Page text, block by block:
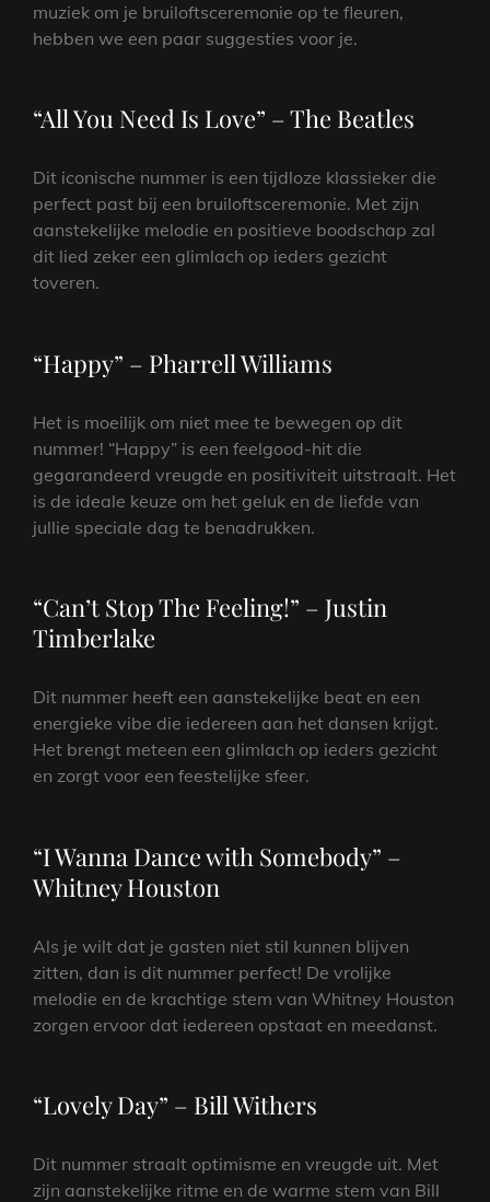
muziek om je bruiloftsceremonie op te fleuren,
hebben we een paar suggesties voor je.
“All You Need Is Love” – The Beatles
Dit iconische nummer is een tijdloze klassieker die
perfect past bij een bruiloftsceremonie. Met zijn
aanstekelijke melodie en positieve boodschap zal
dit lied zeker een glimlach op ieders gezicht
toveren.
“Happy” – Pharrell Williams
Het is moeilijk om niet mee te bewegen op dit
nummer! “Happy” is een feelgood-hit die
gegarandeerd vreugde en positiviteit uitstraalt. Het
is de ideale keuze om het geluk en de liefde van
jullie speciale dag te benadrukken.
“Can’t Stop The Feeling!” – Justin
Timberlake
Dit nummer heeft een aanstekelijke beat en een
energieke vibe die iedereen aan het dansen krijgt.
Het brengt meteen een glimlach op ieders gezicht
en zorgt voor een feestelijke sfeer.
“I Wanna Dance with Somebody” –
Whitney Houston
Als je wilt dat je gasten niet stil kunnen blijven
zitten, dan is dit nummer perfect! De vrolijke
melodie en de krachtige stem van Whitney Houston
zorgen ervoor dat iedereen opstaat en meedanst.
“Lovely Day” – Bill Withers
Dit nummer straalt optimisme en vreugde uit. Met
zijn aanstekelijke ritme en de warme stem van Bill